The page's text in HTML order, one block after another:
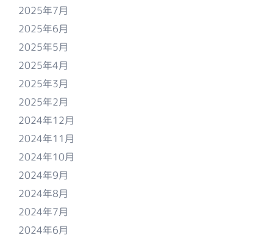
2025年7月
2025年6月
2025年5月
2025年4月
2025年3月
2025年2月
2024年12月
2024年11月
2024年10月
2024年9月
2024年8月
2024年7月
2024年6月